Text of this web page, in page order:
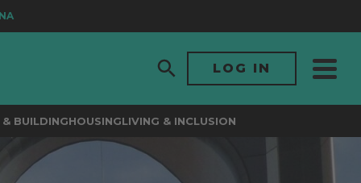
LOG IN
BUILDINGHOUSINGLIVING & INCLUSION